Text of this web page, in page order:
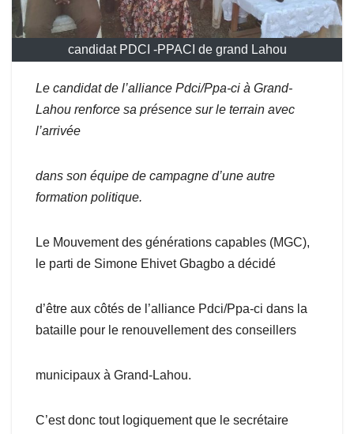
candidat PDCI -PPACI de grand Lahou
Le candidat de l’alliance Pdci/Ppa-ci à Grand-
Lahou renforce sa présence sur le terrain avec
l’arrivée
dans son équipe de campagne d’une autre
formation politique.
Le Mouvement des générations capables (MGC),
le parti de Simone Ehivet Gbagbo a décidé
d’être aux côtés de l’alliance Pdci/Ppa-ci dans la
bataille pour le renouvellement des conseillers
municipaux à Grand-Lahou.
C’est donc tout logiquement que le secrétaire